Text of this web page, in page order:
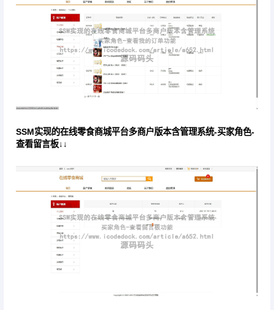
SSM实现的在线零食商城平台多商户版本含管理系统-买家角色-
查看留言板↓↓